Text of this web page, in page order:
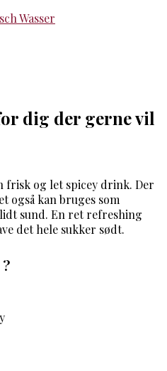
Wasser
dig der gerne vil
frisk og let spicey drink. Der
også kan bruges som
sund. En ret refreshing
det hele sukker sødt.